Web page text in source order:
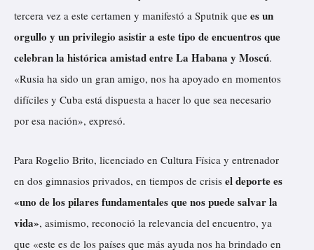
tercera vez a este certamen y manifestó a Sputnik que es un
orgullo y un privilegio asistir a este tipo de encuentros que
celebran la histórica amistad entre La Habana y Moscú.
«Rusia ha sido un gran amigo, nos ha apoyado en momentos
difíciles y Cuba está dispuesta a hacer lo que sea necesario
por esa nación», expresó.
Para Rogelio Brito, licenciado en Cultura Física y entrenador
en dos gimnasios privados, en tiempos de crisis el deporte es
«uno de los pilares fundamentales que nos puede salvar la
vida», asimismo, reconoció la relevancia del encuentro, ya
que «este es de los países que más ayuda nos ha brindado en